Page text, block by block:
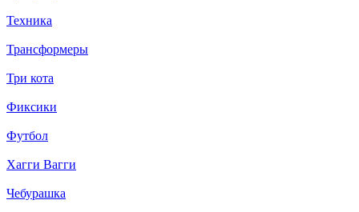
Техника
Трансформеры
Три кота
Фиксики
Футбол
Хагги Вагги
Чебурашка